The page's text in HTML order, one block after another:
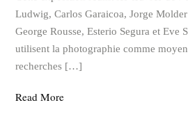
Ludwig, Carlos Garaicoa, Jorge
George Rousse, Esterio Segura et Eve
utilisent la photographie comme
recherches […]
Read More